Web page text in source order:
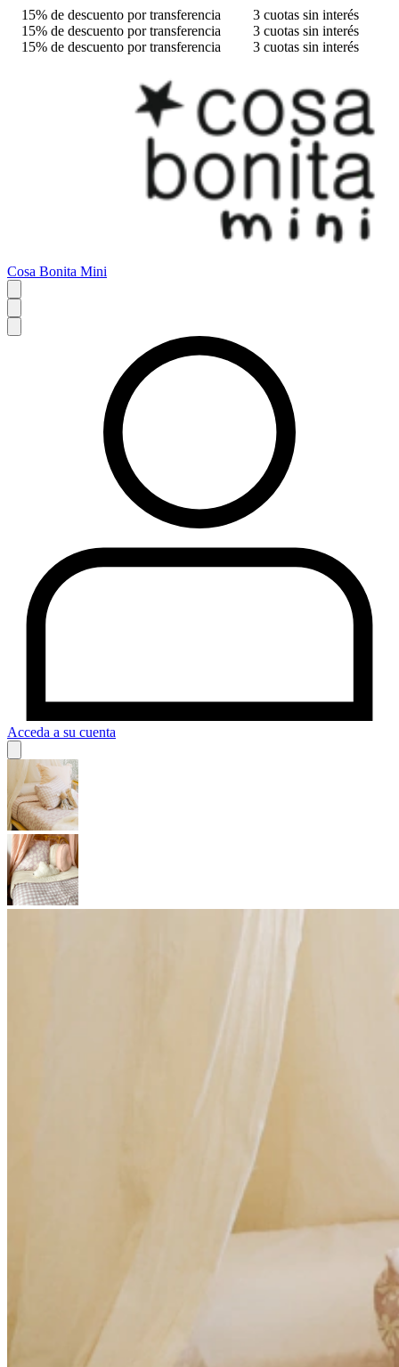
15% de descuento por transferencia
3 cuotas sin interés
15% de descuento por transferencia
3 cuotas sin interés
15% de descuento por transferencia
3 cuotas sin interés
Cosa Bonita Mini
Acceda a su cuenta